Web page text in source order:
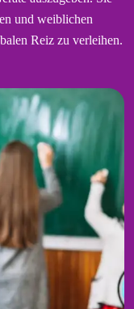
und weiblichen
Reiz zu verleihen.